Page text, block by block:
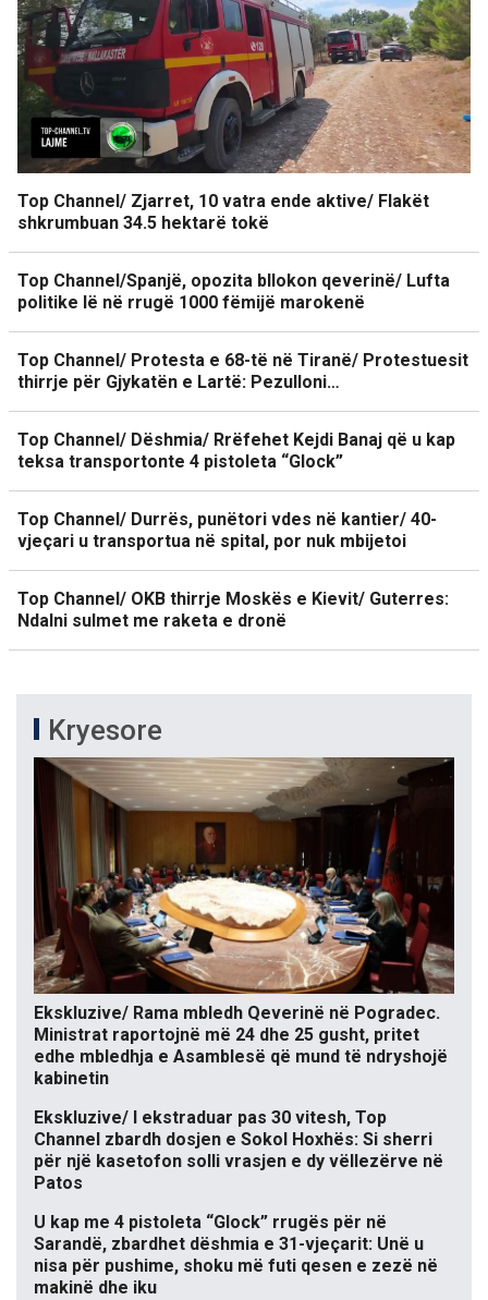
Top Channel/ Zjarret, 10 vatra ende aktive/ Flakët
shkrumbuan 34.5 hektarë tokë
Top Channel/Spanjë, opozita bllokon qeverinë/ Lufta
politike lë në rrugë 1000 fëmijë marokenë
Top Channel/ Protesta e 68-të në Tiranë/ Protestuesit
thirrje për Gjykatën e Lartë: Pezulloni…
Top Channel/ Dëshmia/ Rrëfehet Kejdi Banaj që u kap
teksa transportonte 4 pistoleta “Glock”
Top Channel/ Durrës, punëtori vdes në kantier/ 40-
vjeçari u transportua në spital, por nuk mbijetoi
Top Channel/ OKB thirrje Moskës e Kievit/ Guterres:
Ndalni sulmet me raketa e dronë
Kryesore
Ekskluzive/ Rama mbledh Qeverinë në Pogradec.
Ministrat raportojnë më 24 dhe 25 gusht, pritet
edhe mbledhja e Asamblesë që mund të ndryshojë
kabinetin
Ekskluzive/ I ekstraduar pas 30 vitesh, Top
Channel zbardh dosjen e Sokol Hoxhës: Si sherri
për një kasetofon solli vrasjen e dy vëllezërve në
Patos
U kap me 4 pistoleta “Glock” rrugës për në
Sarandë, zbardhet dëshmia e 31-vjeçarit: Unë u
nisa për pushime, shoku më futi qesen e zezë në
makinë dhe iku